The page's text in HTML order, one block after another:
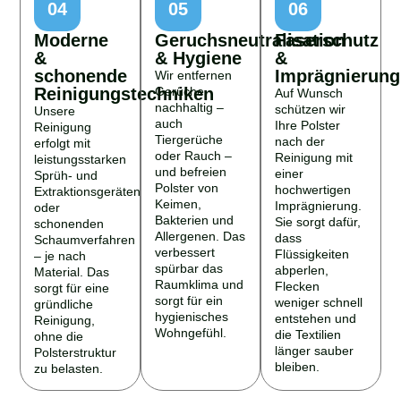
04
Moderne
&
schonende
Reinigungstechniken
Unsere
Reinigung
erfolgt mit
leistungsstarken
Sprüh- und
Extraktionsgeräten
oder
schonenden
Schaumverfahren
– je nach
Material. Das
sorgt für eine
gründliche
Reinigung,
ohne die
Polsterstruktur
zu belasten.
05
Geruchsneutralisation
& Hygiene
Wir entfernen
Gerüche
nachhaltig –
auch
Tiergerüche
oder Rauch –
und befreien
Polster von
Keimen,
Bakterien und
Allergenen. Das
verbessert
spürbar das
Raumklima und
sorgt für ein
hygienisches
Wohngefühl.
06
Faserschutz
&
Imprägnierung
Auf Wunsch
schützen wir
Ihre Polster
nach der
Reinigung mit
einer
hochwertigen
Imprägnierung.
Sie sorgt dafür,
dass
Flüssigkeiten
abperlen,
Flecken
weniger schnell
entstehen und
die Textilien
länger sauber
bleiben.